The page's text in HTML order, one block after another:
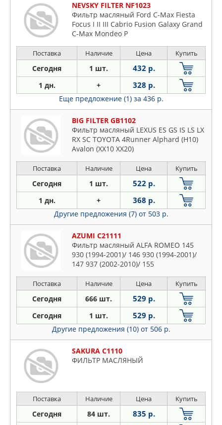
NEVSKY FILTER NF1023
Фильтр масляный Ford C-Max Fiesta
Focus I II III Cabrio Fusion Galaxy Grand
C-Max Mondeo P
Поставка Наличие Цена Купить
Сегодня 1 шт. 432 р.
1 дн. + 328 р.
Еще предложение (1) за 436 р.
BIG FILTER GB1102
Фильтр масляный LEXUS ES GS IS LS LX
RX SC TOYOTA 4Runner Alphard (H10)
Avalon (XX10 XX20)
Поставка Наличие Цена Купить
Сегодня 1 шт. 522 р.
1 дн. + 368 р.
Другие предложения (7) от 503 р.
AZUMI C21111
Фильтр масляный ALFA ROMEO 145
930 (1994-2001)/ 146 930 (1994-2001)/
147 937 (2002-2010)/ 155
(2002-2006)/ 164
AG/164/A2G/K3/K2A/H1/H1A/K1/H1B/K2B/
(1990-1998)/ 166 936 (1998-2007)/ 33
/B1E/907A1A/A1G/A1C/B1G/
Поставка Наличие Цена Купить
Сегодня 666 шт. 529 р.
Сегодня 1 шт. 529 р.
Другие предложения (10) от 506 р.
SAKURA C1110
ФИЛЬТР МАСЛЯНЫЙ
Поставка Наличие Цена Купить
Сегодня 84 шт. 835 р.